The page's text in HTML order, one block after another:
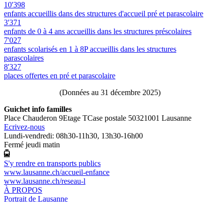
10'398
enfants accueillis dans des structures d'accueil pré et parascolaire
3'371
enfants de 0 à 4 ans accueillis dans les structures préscolaires
7'027
enfants scolarisés en 1 à 8P accueillis dans les structures
parascolaires
8'327
places offertes en pré et parascolaire
(Données au 31 décembre 2025)
Guichet info familles
Place Chauderon 9Etage TCase postale 50321001 Lausanne
Ecrivez-nous
Lundi-vendredi: 08h30-11h30, 13h30-16h00
Fermé jeudi matin
S'y rendre en transports publics
www.lausanne.ch/accueil-enfance
www.lausanne.ch/reseau-l
À PROPOS
Portrait de Lausanne